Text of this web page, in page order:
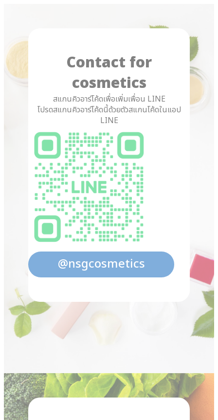
Contact for
cosmetics
สแกนคิวอาร์โค้ดเพื่อเพิ่มเพื่อน LINE
โปรดสแกนคิวอาร์โค้ดนี้ด้วยตัวสแกนโค้ดในแอป
LINE
@nsgcosmetics